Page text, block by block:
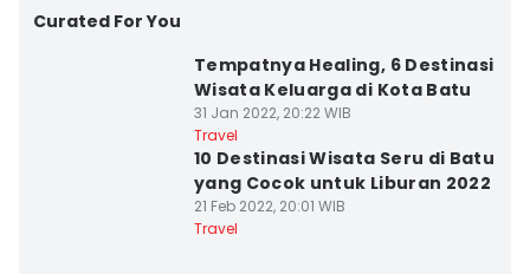
Curated For You
Tempatnya Healing, 6 Destinasi
Wisata Keluarga di Kota Batu
31 Jan 2022, 20:22 WIB
Travel
10 Destinasi Wisata Seru di Batu
yang Cocok untuk Liburan 2022
21 Feb 2022, 20:01 WIB
Travel